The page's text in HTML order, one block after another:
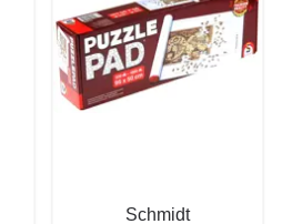
Schmidt